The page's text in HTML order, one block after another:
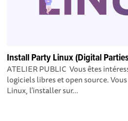
Install Party Linux (Digital
ATELIER PUBLIC Vous êtes
logiciels libres et open source.
Linux, l’installer sur...